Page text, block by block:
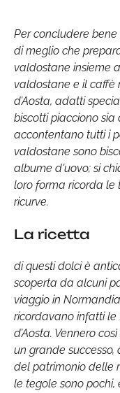
Per concludere
di meglio che
valdostane insieme
valdostane e il caffè
d’Aosta, adatti
biscotti piacciono
accontentano tutti i
valdostane sono
albume d'uovo; si
loro forma ricorda le
ricurve.
La ricetta
di questi dolci è
scoperta da alcuni
viaggio in
ricordavano infatti
d’Aosta. Vennero
un grande
del patrimonio delle
le tegole sono pochi,